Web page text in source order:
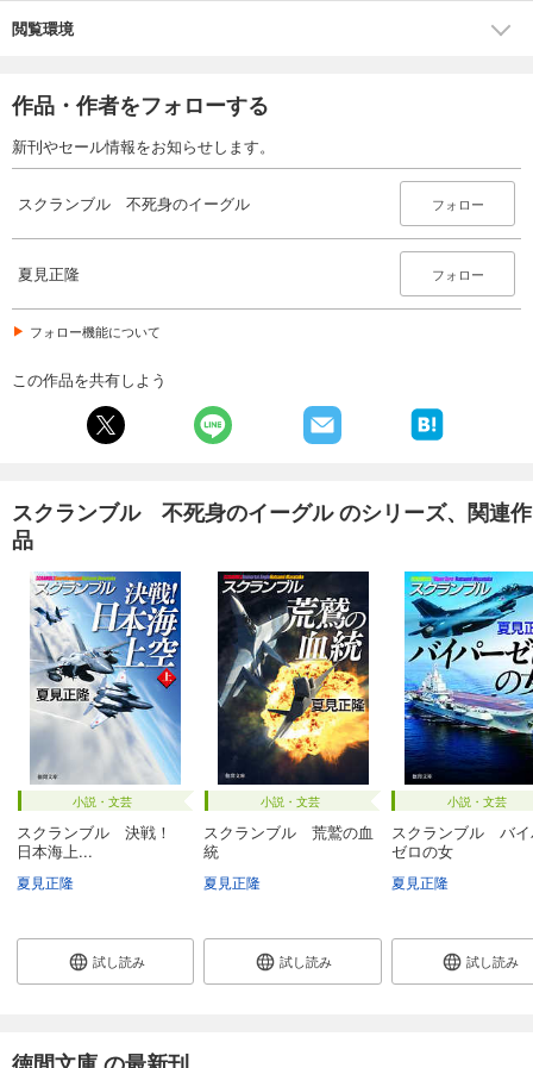
閲覧環境
作品・作者をフォローする
新刊やセール情報をお知らせします。
スクランブル 不死身のイーグル フォロー
夏見正隆 フォロー
フォロー機能について
この作品を共有しよう
スクランブル 不死身のイーグル のシリーズ、関連作
品
小説・文芸
スクランブル 決戦！
日本海上...
夏見正隆
試し読み
小説・文芸
スクランブル 荒鷲の血
統
夏見正隆
試し読み
小説・文芸
スクランブル バイ
ゼロの女
夏見正隆
試し読み